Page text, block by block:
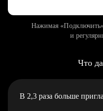
Нажимая
и
Что
В 2,3 раза больше